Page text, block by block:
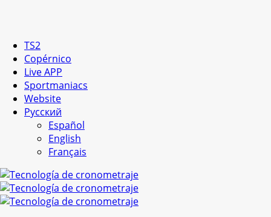
TS2
Copérnico
Live APP
Sportmaniacs
Website
Русский
Español
English
Français